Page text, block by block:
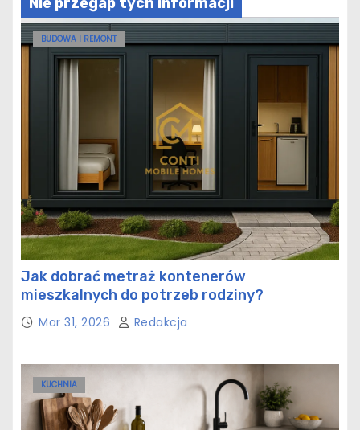
BUDOWA I REMONT
Jak dobrać metraż kontenerów
mieszkalnych do potrzeb rodziny?
Mar 31, 2026 Redakcja
KUCHNIA